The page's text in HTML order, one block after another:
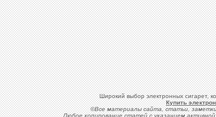
Широкий выбор электронных сигарет,
Купить
©Все материалы сайта, статьи,
Любое копирование статей с указанием